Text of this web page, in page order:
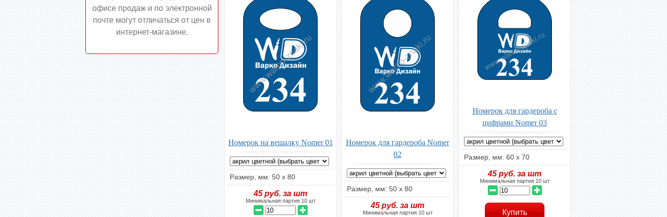
Номерок на вешалку Nomer 01
Размер, мм: 50 x 80
45 руб. за шт
Минимальная партия 10 шт
Номерок для гардероба Nomer
02
Размер, мм: 50 x 80
45 руб. за шт
Минимальная партия 10 шт
Номерок для гардероба с
цифрами Nomer 03
Размер, мм: 60 x 70
45 руб. за шт
Минимальная партия 10 шт
офисе продаж и по электронной
почте могут отличаться от цен в
интернет-магазине.